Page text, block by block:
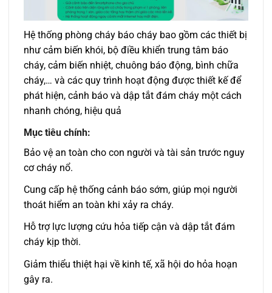
Hệ thống phòng cháy báo cháy bao gồm các thiết bị
như cảm biến khói, bộ điều khiển trung tâm báo
cháy, cảm biến nhiệt, chuông báo động, bình chữa
cháy,… và các quy trình hoạt động được thiết kế để
phát hiện, cảnh báo và dập tắt đám cháy một cách
nhanh chóng, hiệu quả
Mục tiêu chính:
Bảo vệ an toàn cho con người và tài sản trước nguy
cơ cháy nổ.
Cung cấp hệ thống cảnh báo sớm, giúp mọi người
thoát hiểm an toàn khi xảy ra cháy.
Hỗ trợ lực lượng cứu hỏa tiếp cận và dập tắt đám
cháy kịp thời.
Giảm thiểu thiệt hại về kinh tế, xã hội do hỏa hoạn
gây ra.